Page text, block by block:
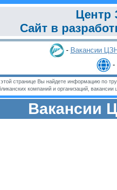
Центр
Сайт в
- Вакансии
-
странице Вы найдете информацию по
компаний и организаций, вакансии
Вакансии